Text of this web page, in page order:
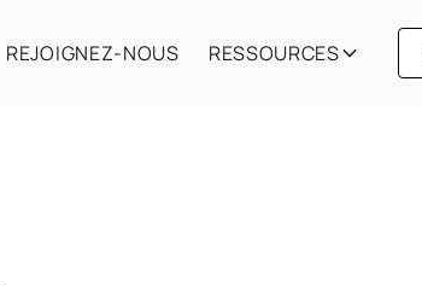
REJOIGNEZ-NOUS RESSOURCES